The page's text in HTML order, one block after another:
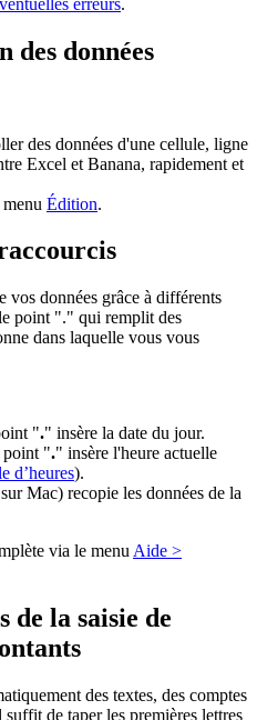
erreurs.
des données
des données d'une cellule, ligne
Excel et Banana, rapidement et
Édition.
vos données grâce à différents
point "." qui remplit des
dans laquelle vous vous
"." insère la date du jour.
point "." insère l'heure actuelle
d’heures).
sur Mac) recopie les données de la
via le menu Aide >
la saisie de
des textes, des comptes
de taper les premières lettres